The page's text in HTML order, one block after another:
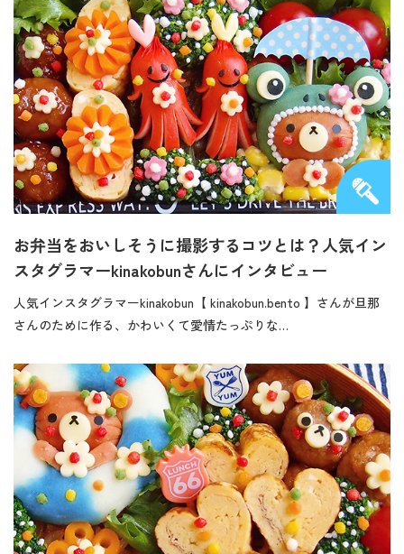
お弁当をおいしそうに撮影するコツとは？人気イン
スタグラマーkinakobunさんにインタビュー
人気インスタグラマーkinakobun【 kinakobun.bento 】さんが旦那
さんのために作る、かわいくて愛情たっぷりな…